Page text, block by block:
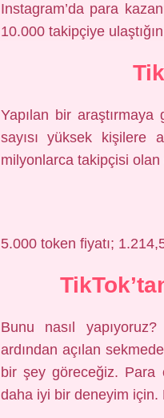
Instagram’da para
10.000 takipçiye
Yapılan bir
sayısı yüksek kişilere
milyonlarca takipçisi olan
5.000 token fiyatı;
Bunu nasıl
ardından açılan
bir şey göreceğiz. Para
daha iyi bir deneyim için.